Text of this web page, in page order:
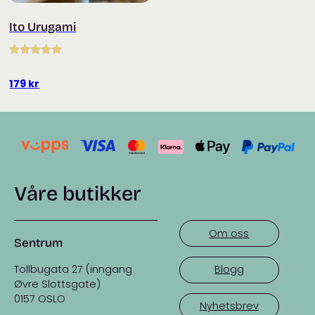
Ito Urugami
av 5
179 kr
Våre butikker
Sentrum
Tollbugata 27 (inngang
Øvre Slottsgate)
0157 OSLO
Om oss
Blogg
Nyhetsbrev